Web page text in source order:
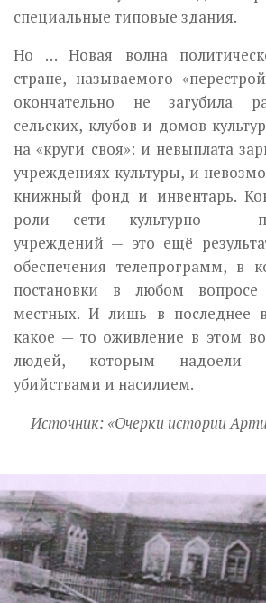
специальные типовые здания.
Но … Новая волна
стране, называемого
окончательно не загубила
сельских, клубов и домов
на «круги своя»: и невыплата
учреждениях культуры, и
книжный фонд и инвентарь.
роли сети культурно —
учреждений — это ещё
обеспечения телепрограмм, в
по­становки в любом
местных. И лишь в после­днее
какое — то оживление в этом
людей, которым надоели
убийствами и насилием.
Источник: «Очерки истории